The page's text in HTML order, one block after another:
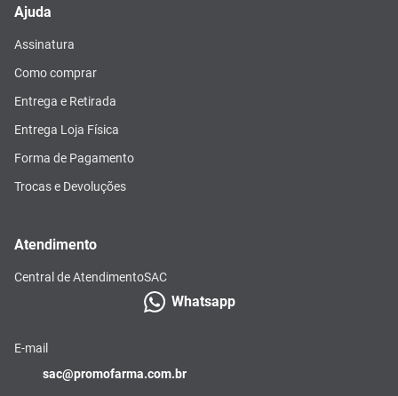
Ajuda
Assinatura
Como comprar
Entrega e Retirada
Entrega Loja Física
Forma de Pagamento
Trocas e Devoluções
Atendimento
Central de AtendimentoSAC
Whatsapp
E-mail
sac@promofarma.com.br